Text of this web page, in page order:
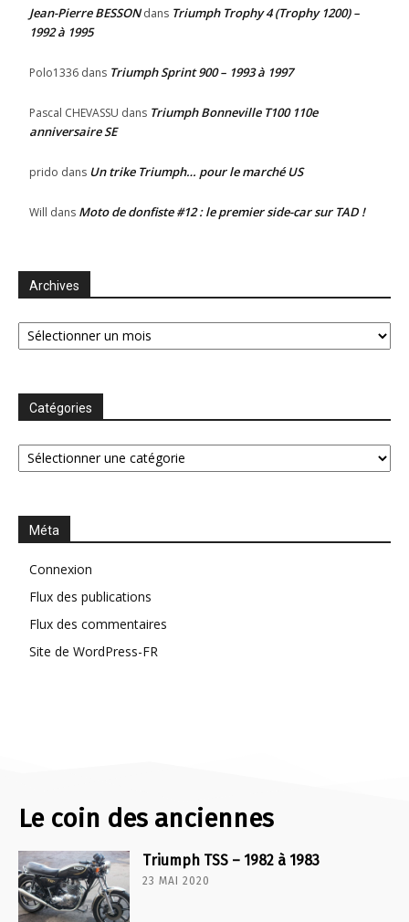
Jean-Pierre BESSONdans Triumph Trophy 4 (Trophy 1200) –
1992 à 1995
Polo1336 dans Triumph Sprint 900 – 1993 à 1997
Pascal CHEVASSU dans Triumph Bonneville T100 110e
anniversaire SE
prido dans Un trike Triumph… pour le marché US
Will dans Moto de donfiste #12 : le premier side-car sur TAD !
Archives
Archives
Catégories
Catégories
Méta
Connexion
Flux des publications
Flux des commentaires
Site de WordPress-FR
Le coin des anciennes
Triumph TSS – 1982 à 1983
23 MAI 2020